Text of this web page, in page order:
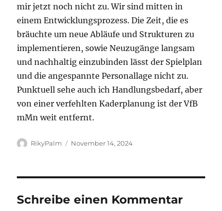
mir jetzt noch nicht zu. Wir sind mitten in
einem Entwicklungsprozess. Die Zeit, die es
bräuchte um neue Abläufe und Strukturen zu
implementieren, sowie Neuzugänge langsam
und nachhaltig einzubinden lässt der Spielplan
und die angespannte Personallage nicht zu.
Punktuell sehe auch ich Handlungsbedarf, aber
von einer verfehlten Kaderplanung ist der VfB
mMn weit entfernt.
Autor
RikyPalm
Veröffentlicht
November 14, 2024
Schreibe einen Kommentar